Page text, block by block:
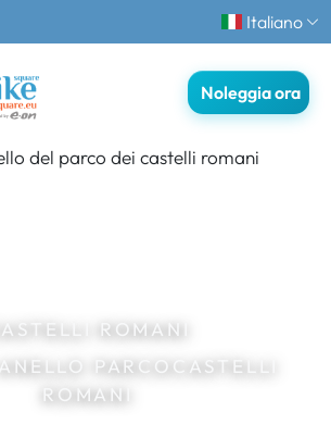
Italiano
Noleggia ora
ROMANI
PARCOCASTELLI
ROMANI